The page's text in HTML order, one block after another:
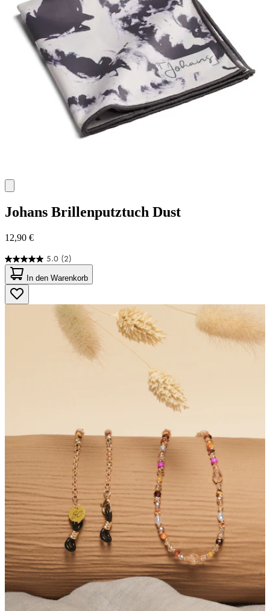
Johans Brillenputztuch Dust
12,90 €
5.0 (2)
5.0
von
5
Sternen.
2
Bewertungen
In den Warenkorb